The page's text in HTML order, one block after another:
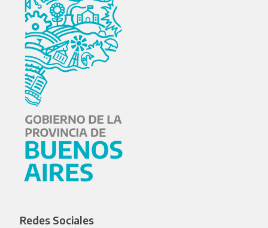
Redes Sociales